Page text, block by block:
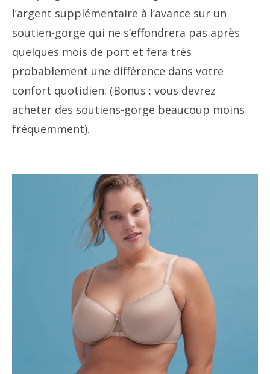
l’argent supplémentaire à l’avance sur un
soutien-gorge qui ne s’effondrera pas après
quelques mois de port et fera très
probablement une différence dans votre
confort quotidien. (Bonus : vous devrez
acheter des soutiens-gorge beaucoup moins
fréquemment).